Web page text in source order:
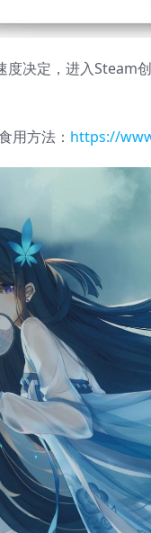
度决定，进入Steam
用方法： https://